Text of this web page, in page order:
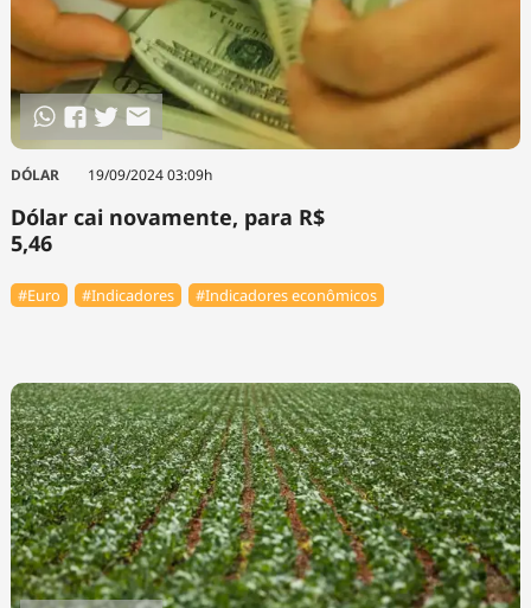
DÓLAR 19/09/2024 03:09h
Dólar cai novamente, para R$
5,46
#Euro #Indicadores #Indicadores econômicos